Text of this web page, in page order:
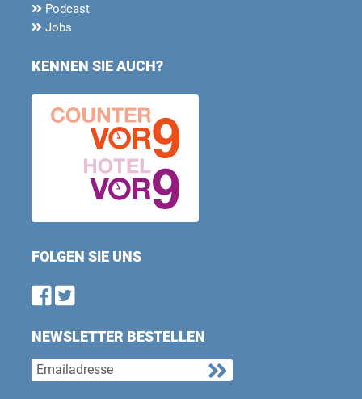
Podcast
Jobs
KENNEN SIE AUCH?
FOLGEN SIE UNS
Find us on Facebook
Follow us on Twitter
NEWSLETTER BESTELLEN